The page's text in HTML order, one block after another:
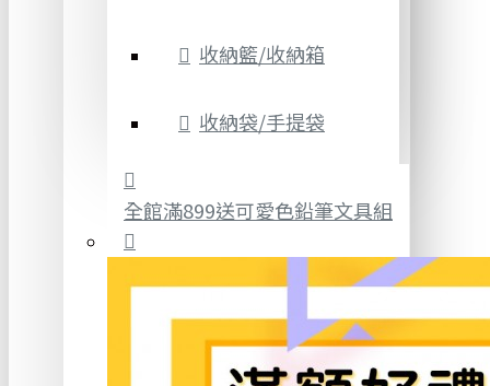
收納籃/收納箱
收納袋/手提袋
全館滿899送可愛色鉛筆文具組